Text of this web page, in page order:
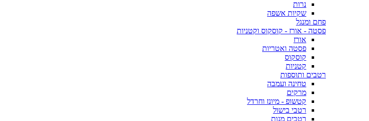
נרות
שקיות אשפה
פחם ומנגל
פסטה - אורז - קוסקוס וקטניות
אורז
פסטה ואטריות
קוסקוס
קטניות
רטבים ותוספות
טחינה ועמבה
מרקים
קטשופ - מיונז וחרדל
רטבי בישול
רטבים מנות